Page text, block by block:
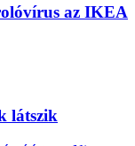
az IKEA
látszik